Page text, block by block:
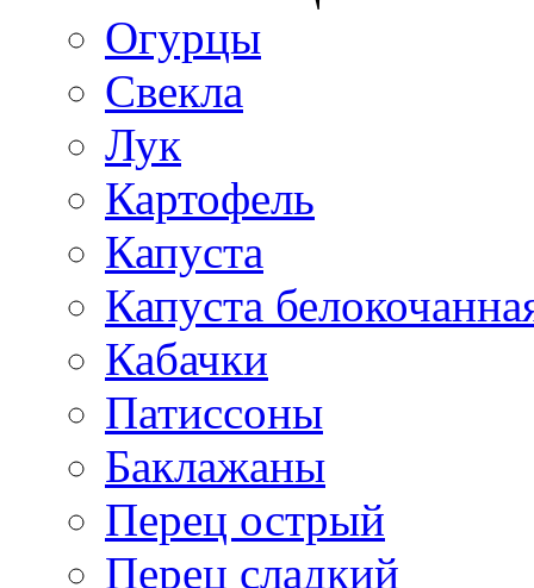
Огурцы
Свекла
Лук
Картофель
Капуста
Капуста
Кабачки
Патиссоны
Баклажаны
Перец острый
Перец сладкий